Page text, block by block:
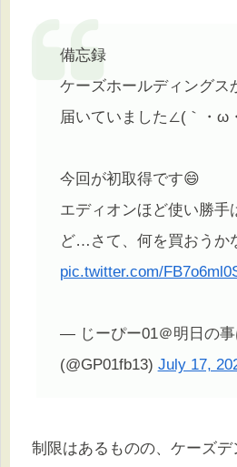
備忘録
ケーズホールディングス
届いていました∠(｀・ω
今回が初取得です😄
エディオンほど使い勝手
ど…さて、何を買おうか
pic.twitter.com/
— じーぴー01＠明日の事
(@GP01fb13) July 17,
制限はあるものの、ケーズ